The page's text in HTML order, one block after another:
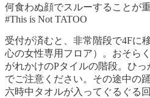
何食わぬ顔でスルーすることが重
#This is Not TATOO
受付が済むと、非常階段で4Fに
心の女性専用フロア）。おそら
がれかけのPタイルの階段。ひ
でご注意ください。その途中の
六時中タオルが入ってぐるぐる